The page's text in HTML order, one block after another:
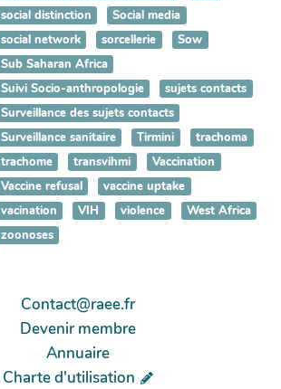
social distinction
Social media
social network
sorcellerie
Sow
Sub Saharan Africa
Suivi Socio-anthropologie
sujets contacts
Surveillance des sujets contacts
Surveillance sanitaire
Tirmini
trachoma
trachome
transvihmi
Vaccination
Vaccine refusal
vaccine uptake
vacination
VIH violence
West Africa
zoonoses
Contact@raee.fr
Devenir membre
Annuaire
Charte d'utilisation